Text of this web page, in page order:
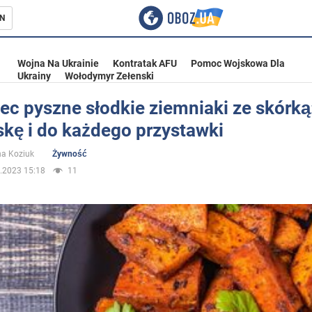
Ukrainie
Wojna Na Ukrainie Kontratak AFU
Pomoc Wojskowa Dla
Ukrainy
Wołodymyr Zełenski
pyszne słodkie ziemniaki ze
i do każdego przystawki
Koziuk
Żywność
15:18
11